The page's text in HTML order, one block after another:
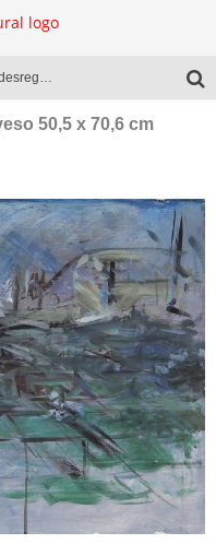
El libro en la mira de la desregulación
50,5 x 70,6 cm